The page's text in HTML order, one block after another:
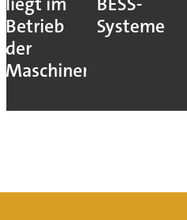
Betrieb
der
Maschinen
Systeme